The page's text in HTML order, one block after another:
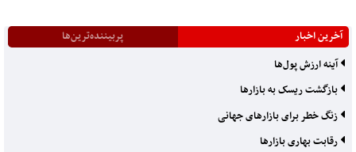
آخرین اخبار
پربیننده‌ترین‌ها
آینه ارزش پول‌ها
بازگشت ریسک به بازارها
زنگ خطر برای بازارهای جهانی
رقابت بهاری بازارها